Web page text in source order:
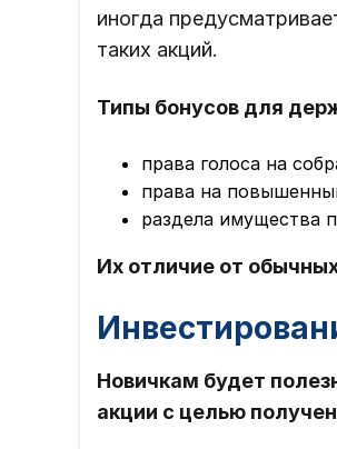
иногда
таких акций.
Типы бонусов для
права голоса на
права на
раздела имущества
Их отличие от
Новичкам будет
акции с целью